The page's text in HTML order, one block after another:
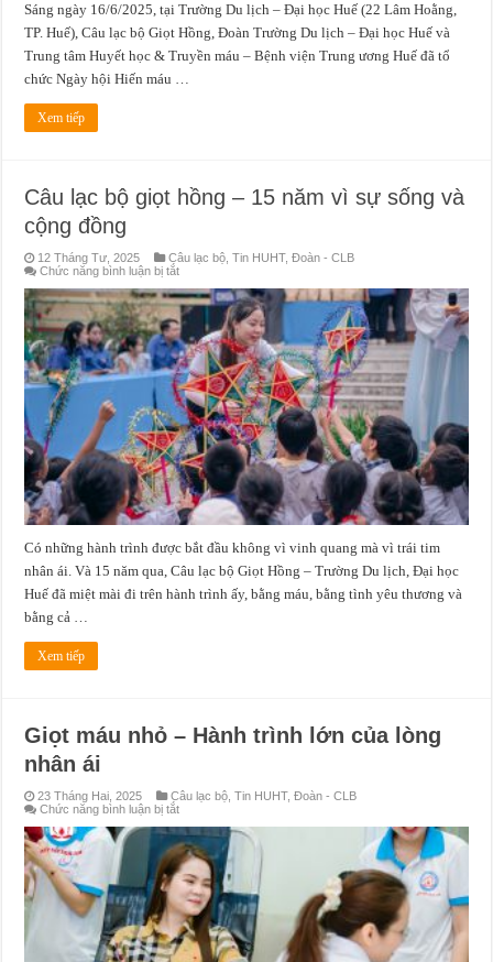
Sáng ngày 16/6/2025, tại Trường Du lịch – Đại học Huế (22 Lâm Hoằng,
TP. Huế), Câu lạc bộ Giọt Hồng, Đoàn Trường Du lịch – Đại học Huế và
Trung tâm Huyết học & Truyền máu – Bệnh viện Trung ương Huế đã tổ
chức Ngày hội Hiến máu …
Xem tiếp
Câu lạc bộ giọt hồng – 15 năm vì sự sống và
cộng đồng
12 Tháng Tư, 2025 Câu lạc bộ ,Tin HUHT,Đoàn - CLB
Chức năng bình luận bị tắtở
lạc
bộ
giọt
hồng
–
15
năm
vì
sự
sống
và
cộng
đồng
Có những hành trình được bắt đầu không vì vinh quang mà vì trái tim
nhân ái. Và 15 năm qua, Câu lạc bộ Giọt Hồng – Trường Du lịch, Đại học
Huế đã miệt mài đi trên hành trình ấy, bằng máu, bằng tình yêu thương và
bằng cả …
Xem tiếp
Giọt máu nhỏ – Hành trình lớn của lòng
nhân ái
23 Tháng Hai, 2025 Câu lạc bộ ,Tin HUHT,Đoàn - CLB
Chức năng bình luận bị tắtở
máu
nhỏ
–
Hành
trình
lớn
của
lòng
nhân
ái